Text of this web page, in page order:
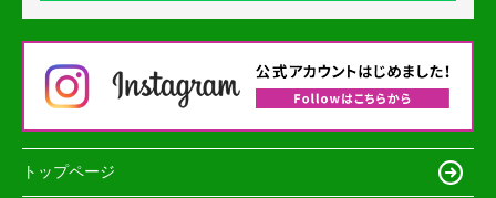
トップページ